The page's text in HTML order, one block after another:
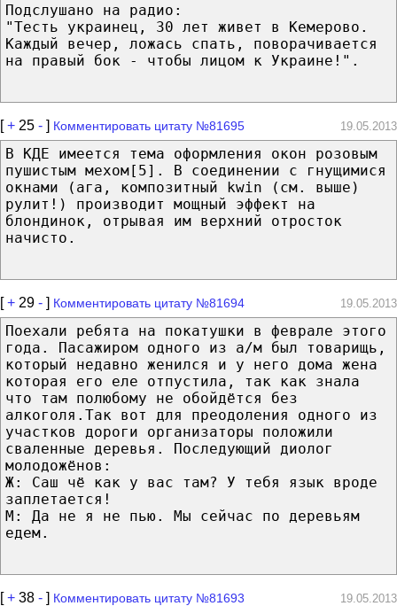
Подслушано на радио:
"Тесть украинец, 30 лет живет в Кемерово.
Каждый вечер, ложась спать, поворачивается
на правый бок - чтобы лицом к Украине!".
[+ 25 - ] Комментировать цитату №81695 19.05.2013
В КДЕ имеется тема оформления окон розовым
пушистым мехом[5]. В соединении с гнущимися
окнами (ага, композитный kwin (см. выше)
рулит!) производит мощный эффект на
блондинок, отрывая им верхний отросток
начисто.
[+ 29 - ] Комментировать цитату №81694 19.05.2013
Поехали ребята на покатушки в феврале этого
года. Пасажиром одного из а/м был товарищь,
который недавно женился и у него дома жена
которая его еле отпустила, так как знала
что там полюбому не обойдётся без
алкоголя.Так вот для преодоления одного из
участков дороги организаторы положили
сваленные деревья. Последующий диолог
молодожёнов:
Ж: Саш чё как у вас там? У тебя язык вроде
заплетается!
М: Да не я не пью. Мы сейчас по деревьям
едем.
[+ 38 - ] Комментировать цитату №81693 19.05.2013